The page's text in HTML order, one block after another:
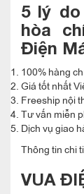
5 lý do
hòa
Điện
100% hàng
Giá tốt nhất
Freeship nội
Tư vấn miễn
Dịch vụ giao
Thông tin chi
VUA